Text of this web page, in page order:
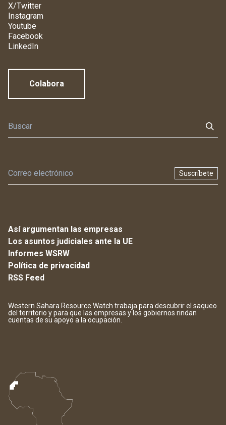
X/Twitter
Instagram
Youtube
Facebook
LinkedIn
Colabora
Suscríbete
Así argumentan las empresas
Los asuntos judiciales ante la UE
Informes WSRW
Política de privacidad
RSS Feed
Western Sahara Resource Watch trabaja para descubrir el saqueo
del territorio y para que las empresas y los gobiernos rindan
cuentas de su apoyo a la ocupación.